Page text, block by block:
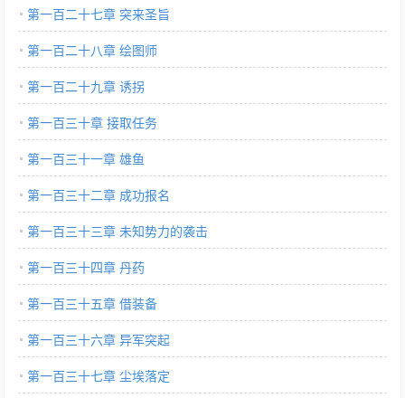
第一百二十七章 突来圣旨
第一百二十八章 绘图师
第一百二十九章 诱拐
第一百三十章 接取任务
第一百三十一章 雄鱼
第一百三十二章 成功报名
第一百三十三章 未知势力的袭击
第一百三十四章 丹药
第一百三十五章 借装备
第一百三十六章 异军突起
第一百三十七章 尘埃落定